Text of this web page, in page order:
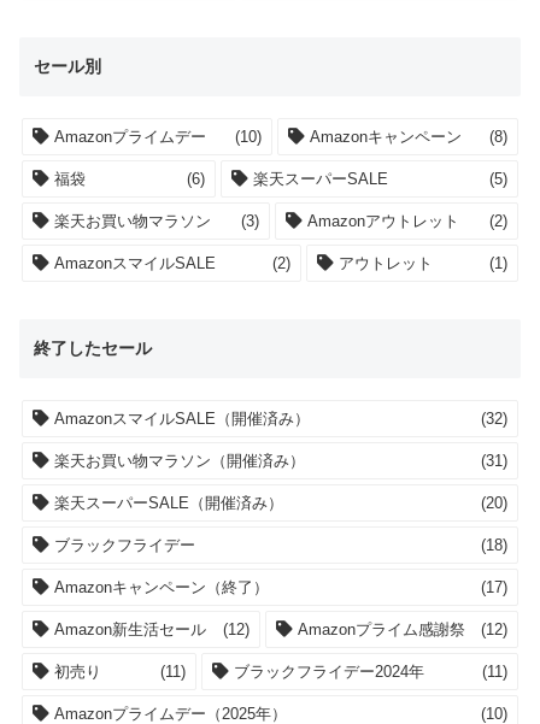
セール別
Amazonプライムデー (10) Amazonキャンペーン (8)
福袋 (6) 楽天スーパーSALE (5)
楽天お買い物マラソン (3) Amazonアウトレット (2)
AmazonスマイルSALE (2) アウトレット (1)
終了したセール
AmazonスマイルSALE（開催済み） (32)
楽天お買い物マラソン（開催済み） (31)
楽天スーパーSALE（開催済み） (20)
ブラックフライデー (18)
Amazonキャンペーン（終了） (17)
Amazon新生活セール (12) Amazonプライム感謝祭 (12)
初売り (11) ブラックフライデー2024年 (11)
Amazonプライムデー（2025年） (10)